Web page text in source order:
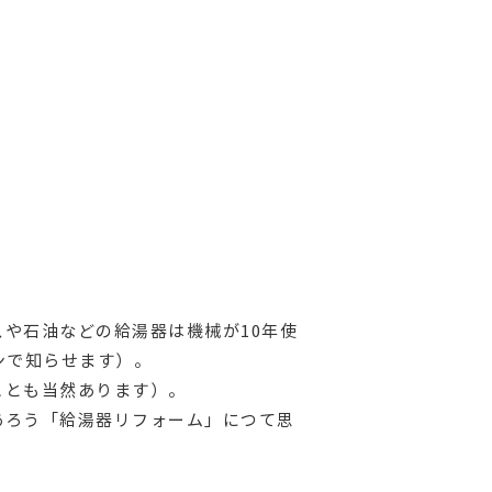
石油などの給湯器は機械が10年使
知らせます）。
も当然あります）。
う「給湯器リフォーム」につて思